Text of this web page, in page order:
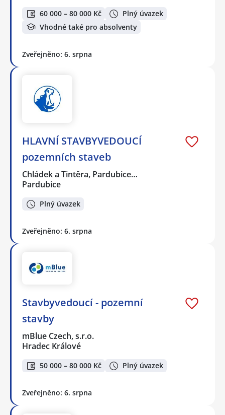
60 000 – 80 000 Kč
Plný úvazek
Vhodné také pro absolventy
Zveřejněno: 6. srpna
HLAVNÍ STAVBYVEDOUCÍ
pozemních staveb
Chládek a Tintěra, Pardubice…
Pardubice
Plný úvazek
Zveřejněno: 6. srpna
Stavbyvedoucí - pozemní
stavby
mBlue Czech, s.r.o.
Hradec Králové
50 000 – 80 000 Kč Plný úvazek
Zveřejněno: 6. srpna